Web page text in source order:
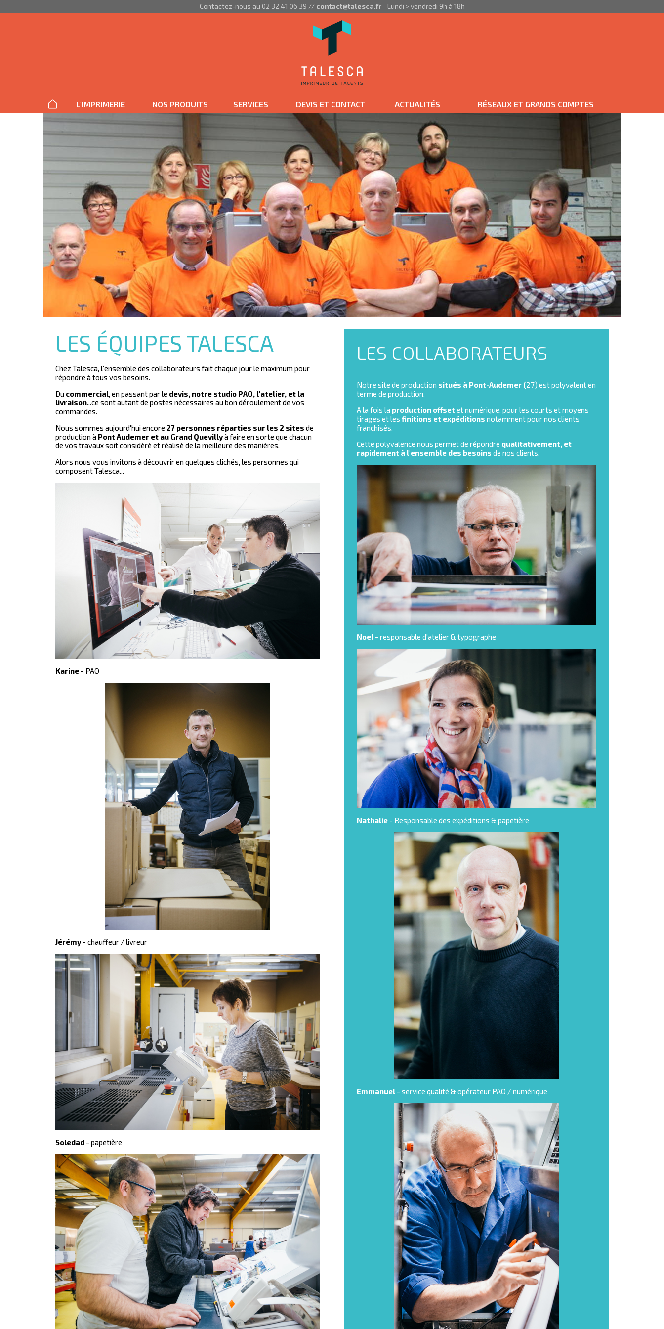
Contactez-nous au 02 32 41 06 39 // contact@talesca.frLundi > vendredi 9h à 18h
L'IMPRIMERIE NOS PRODUITS SERVICES DEVIS ET CONTACT ACTUALITÉS RÉSEAUX ET GRANDS COMPTES
LES ÉQUIPES TALESCA
Chez Talesca, l'ensemble des collaborateurs fait chaque jour le maximum pour
répondre à tous vos besoins.
Du commercial, en passant par le devis, notre studio PAO, l'atelier, et la
livraison...ce sont autant de postes nécessaires au bon déroulement de vos
commandes.
Nous sommes aujourd'hui encore 27 personnes réparties sur les 2 sites de
production à Pont Audemer et au Grand Quevillyà faire en sorte que chacun
de vos travaux soit considéré et réalisé de la meilleure des manières.
Alors nous vous invitons à découvrir en quelques clichés, les personnes qui
composent Talesca...
Karine - PAO
Jérémy- chauffeur / livreur
Soledad - papetière
LES COLLABORATEURS
Notre site de production situés à Pont-Audemer (27) est polyvalent en
terme de production.
A la fois la production offsetet numérique, pour les courts et moyens
tirages et les finitions et expéditions notamment pour nos clients
franchisés.
Cette polyvalence nous permet de répondre qualitativement, et
rapidement à l'ensemble des besoins de nos clients.
Noel - responsable d'atelier & typographe
Nathalie - Responsable des expéditions & papetière
Emmanuel - service qualité & opérateur PAO / numérique